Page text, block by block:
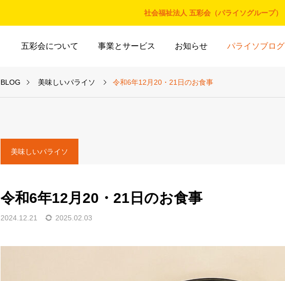
社会福祉法人 五彩会（パライソグループ）
五彩会について 事業とサービス お知らせ パライソブログ
BLOG 美味しいパライソ 令和6年12月20・21日のお食事
美味しいパライソ
令和6年12月20・21日のお食事
2024.12.21 2025.02.03